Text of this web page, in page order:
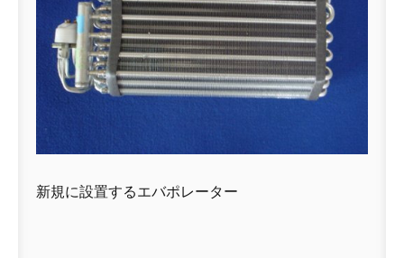
新規に設置するエバポレーター